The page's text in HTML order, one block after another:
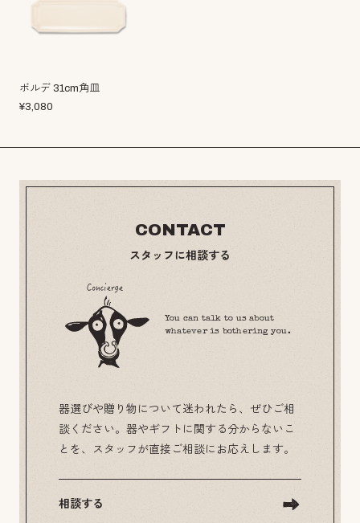
ボルデ 31cm角皿
¥3,080
CONTACT
スタッフに相談する
You can talk to us about
whatever is bothering you.
器選びや贈り物について迷われたら、ぜひご相
談ください。器やギフトに関する分からないこ
とを、スタッフが直接ご相談にお応えします。
相談する